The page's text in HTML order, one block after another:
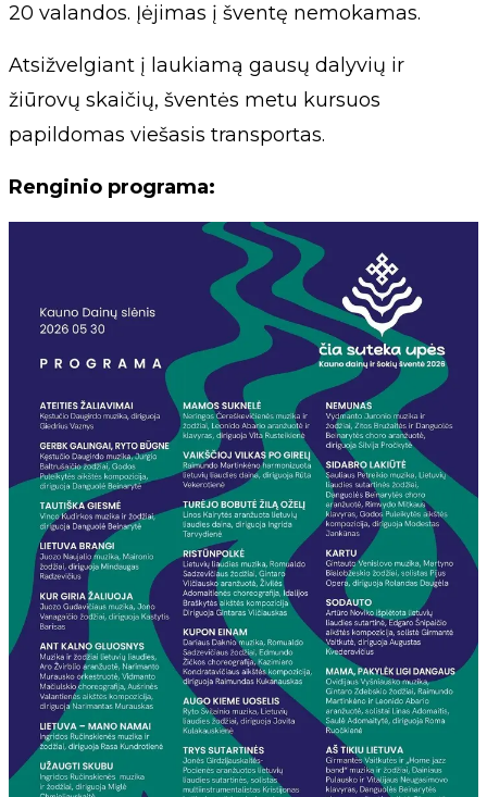
20 valandos. Įėjimas į šventę nemokamas.
Atsižvelgiant į laukiamą gausų dalyvių ir
žiūrovų skaičių, šventės metu kursuos
papildomas viešasis transportas.
Renginio programa: